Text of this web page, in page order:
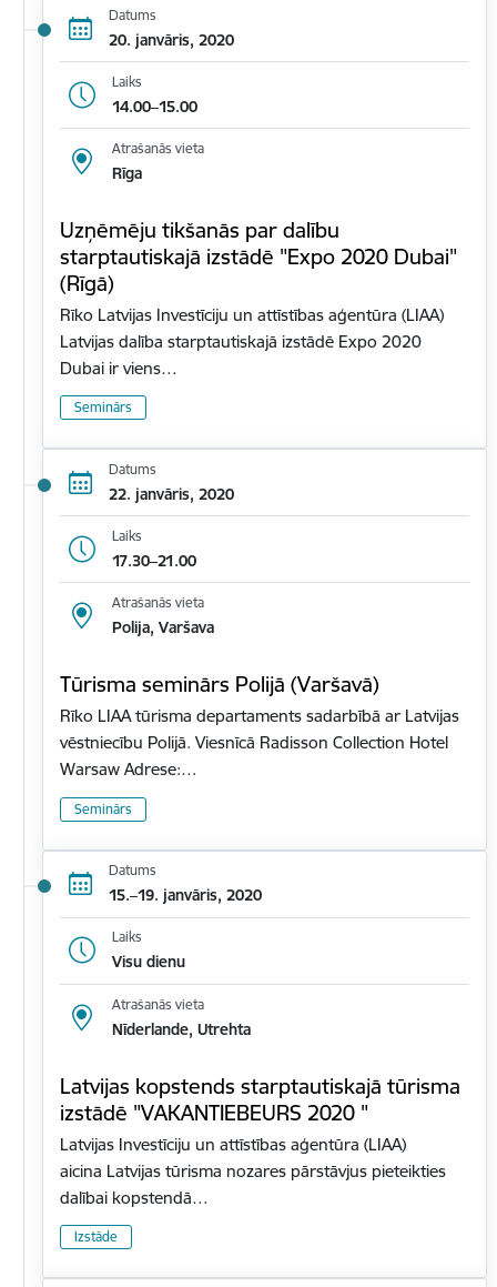
Datums
20. janvāris, 2020
Laiks
14.00–15.00
Atrašanās vieta
Rīga
Uzņēmēju tikšanās par dalību
starptautiskajā izstādē "Expo 2020 Dubai"
(Rīgā)
Rīko Latvijas Investīciju un attīstības aģentūra (LIAA)
Latvijas dalība starptautiskajā izstādē Expo 2020
Dubai ir viens…
Seminārs
Datums
22. janvāris, 2020
Laiks
17.30–21.00
Atrašanās vieta
Polija, Varšava
Tūrisma seminārs Polijā (Varšavā)
Rīko LIAA tūrisma departaments sadarbībā ar Latvijas
vēstniecību Polijā. Viesnīcā Radisson Collection Hotel
Warsaw Adrese:…
Seminārs
Datums
15.–19. janvāris, 2020
Laiks
Visu dienu
Atrašanās vieta
Nīderlande, Utrehta
Latvijas kopstends starptautiskajā tūrisma
izstādē "VAKANTIEBEURS 2020 "
Latvijas Investīciju un attīstības aģentūra (LIAA)
aicina Latvijas tūrisma nozares pārstāvjus pieteikties
dalībai kopstendā…
Izstāde